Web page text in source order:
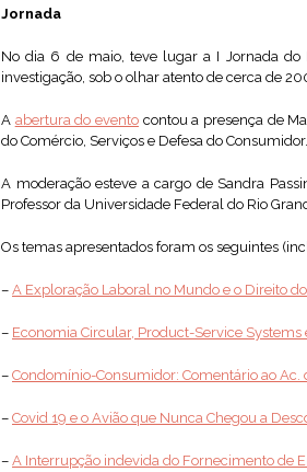
Jornada
No dia 6 de maio, teve lugar a I Jornada do
investigação, sob o olhar atento de cerca de
A abertura do eventocontou a presença de
do Comércio, Serviços e Defesa do Consumidor.
A moderação esteve a cargo de Sandra
Professor da Universidade Federal do Rio
Os temas apresentados foram os seguintes
– A Exploração Laboral no Mundo e o Direito
– Economia Circular, Product-Service
– Condomínio-Consumidor: Comentário ao Ac.
– Covid 19 e o Avião que Nunca Chegou a
– A Interrupção indevida do Fornecimento de